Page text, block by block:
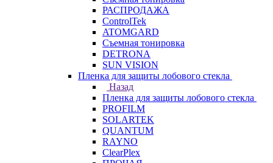
РАСПРОДАЖА
ControlTek
ATOMGARD
Съемная тонировка
DETRONA
SUN VISION
Пленка для защиты лобового стекла
Назад
Пленка для защиты лобового стекла
PROFILM
SOLARTEK
QUANTUM
RAYNO
ClearPlex